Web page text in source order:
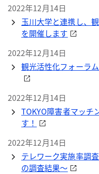
2022年12月14日
玉川大学と連携し、
を開催します
2022年12月14日
観光活性化フォーラ
2022年12月14日
TOKYO障害者マッチ
す！
2022年12月14日
テレワーク実施率調
の調査結果～